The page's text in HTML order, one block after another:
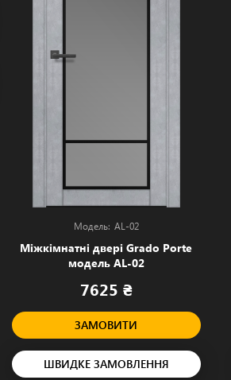
AL-02
Міжкімнатні двері Grado Porte
модель AL-02
7625 ₴
ЗАМОВИТИ
ШВИДКЕ ЗАМОВЛЕННЯ